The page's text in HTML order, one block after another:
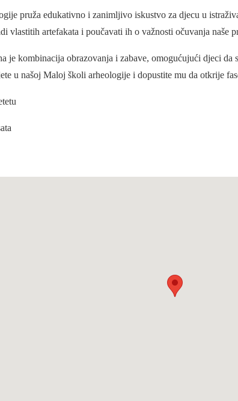
pruža edukativno i zanimljivo iskustvo za djecu u
vlastitih artefakata i poučavati ih o važnosti očuvanja naše
je kombinacija obrazovanja i zabave, omogućujući djeci
u našoj Maloj školi arheologije i dopustite mu da otkrije